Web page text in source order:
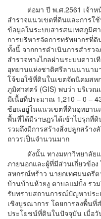
ต่อมา ปี พ.ศ.2561 เจ้าหน้
สำรวจแนวเขตที่ดินและการใ
ข้อมูลในระบบสารสนเทศภูมิศ
การบริหารจัดการทรัพยากรที่
ทั้งนี้ จากการดำเนินการสำรว
สำรวจทางไกลผ่านระบบดาว
อุทยานแห่งชาติศรีลานนานา
โจ้ขอใช้ที่ดินในเขตจัดนิคมสห
ภูมิศาสตร์ (GIS) พบว่า บริเวณ
มีเนื้อที่ประมาณ 1,210 – 0 –
ซ้อนอยู่ในแนวเขตที่ดินอุทยาน
พื้นที่ได้มีราษฎรได้เข้าไปรุกที่
รวมถึงมีการสร้างสิ่งปลูกสร้า
ถาวรเป็นจำนวนมาก
ดังนั้น ทางมหาวิทยาลัยแม่
ภายนอกและผู้ที่มีส่วนเกี่ยวข้อ
สหกรณ์พร้าว นายกเทศมนตรี
บ้านบ้านห้วยงู ตาบลแม่ปั๋ง รว
รับทราบสถานการณ์ปัญหาประ
เชิงบูรณาการ โดยการลงพื้น
ประโยชน์ที่ดินในปัจจุบัน เมื่อ